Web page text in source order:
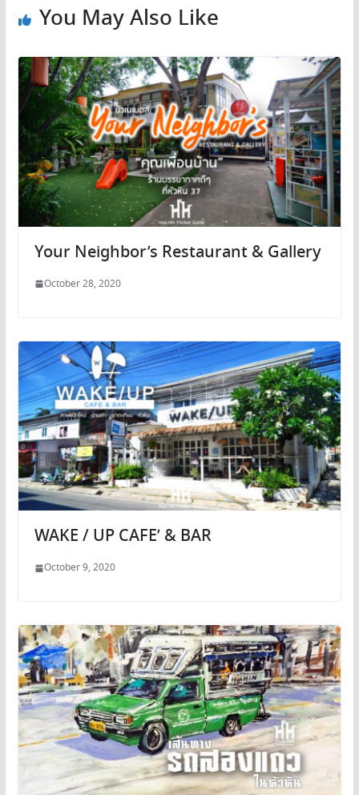
You May Also Like
Your Neighbor’s Restaurant & Gallery
October 28, 2020
WAKE / UP CAFE’ & BAR
October 9, 2020